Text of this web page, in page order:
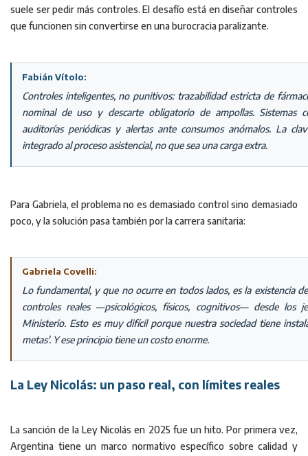
suele ser pedir más controles. El desafío está en diseñar controles
que funcionen sin convertirse en una burocracia paralizante.
Fabián Vítolo:
Controles inteligentes, no punitivos: trazabilidad estricta de
nominal de uso y descarte obligatorio de ampollas. Sistemas
auditorías periódicas y alertas ante consumos anómalos. La
integrado al proceso asistencial, no que sea una carga extra.
Para Gabriela, el problema no es demasiado control sino demasiado
poco, y la solución pasa también por la carrera sanitaria:
Gabriela Covelli:
Lo fundamental, y que no ocurre en todos lados, es la existencia
controles reales —psicológicos, físicos, cognitivos— desde los
Ministerio. Esto es muy difícil porque nuestra sociedad tiene
metas'. Y ese principio tiene un costo enorme.
La Ley Nicolás: un paso real, con límites reales
La sanción de la Ley Nicolás en 2025 fue un hito. Por primera vez,
Argentina tiene un marco normativo específico sobre calidad y